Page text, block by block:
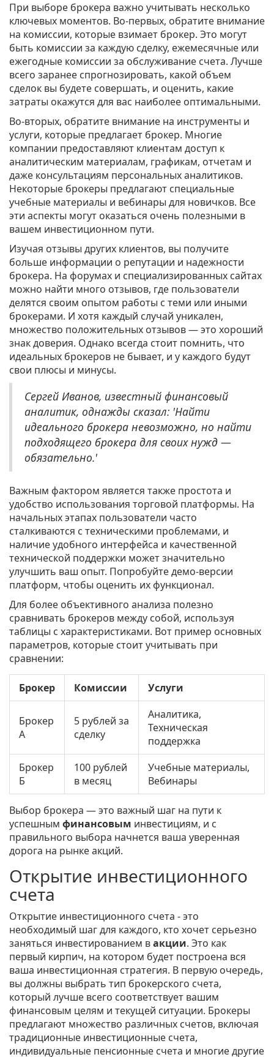
При выборе брокера важно учитывать несколько
ключевых моментов. Во-первых, обратите внимание
на комиссии, которые взимает брокер. Это могут
быть комиссии за каждую сделку, ежемесячные или
ежегодные комиссии за обслуживание счета. Лучше
всего заранее спрогнозировать, какой объем
сделок вы будете совершать, и оценить, какие
затраты окажутся для вас наиболее оптимальными.
Во-вторых, обратите внимание на инструменты и
услуги, которые предлагает брокер. Многие
компании предоставляют клиентам доступ к
аналитическим материалам, графикам, отчетам и
даже консультациям персональных аналитиков.
Некоторые брокеры предлагают специальные
учебные материалы и вебинары для новичков. Все
эти аспекты могут оказаться очень полезными в
вашем инвестиционном пути.
Изучая отзывы других клиентов, вы получите
больше информации о репутации и надежности
брокера. На форумах и специализированных сайтах
можно найти много отзывов, где пользователи
делятся своим опытом работы с теми или иными
брокерами. И хотя каждый случай уникален,
множество положительных отзывов — это хороший
знак доверия. Однако всегда стоит помнить, что
идеальных брокеров не бывает, и у каждого будут
свои плюсы и минусы.
Сергей Иванов, известный финансовый
аналитик, однажды сказал: 'Найти
идеального брокера невозможно, но найти
подходящего брокера для своих нужд —
обязательно.'
Важным фактором является также простота и
удобство использования торговой платформы. На
начальных этапах пользователи часто
сталкиваются с техническими проблемами, и
наличие удобного интерфейса и качественной
технической поддержки может значительно
улучшить ваш опыт. Попробуйте демо-версии
платформ, чтобы оценить их функционал.
Для более объективного анализа полезно
сравнивать брокеров между собой, используя
таблицы с характеристиками. Вот пример основных
параметров, которые стоит учитывать при
сравнении:
Брокер Комиссии Услуги
Брокер
А
5 рублей за
сделку
Аналитика,
Техническая
поддержка
Брокер
Б
100 рублей
в месяц
Учебные материалы,
Вебинары
Выбор брокера — это важный шаг на пути к
успешным финансовым инвестициям, и с
правильного выбора начнется ваша уверенная
дорога на рынке акций.
Открытие инвестиционного
счета
Открытие инвестиционного счета - это
необходимый шаг для каждого, кто хочет серьезно
заняться инвестированием вакции. Это как
первый кирпич, на котором будет построена вся
ваша инвестиционная стратегия. В первую очередь,
вы должны выбрать тип брокерского счета,
который лучше всего соответствует вашим
финансовым целям и текущей ситуации. Брокеры
предлагают множество различных счетов, включая
традиционные инвестиционные счета,
индивидуальные пенсионные счета и многие другие